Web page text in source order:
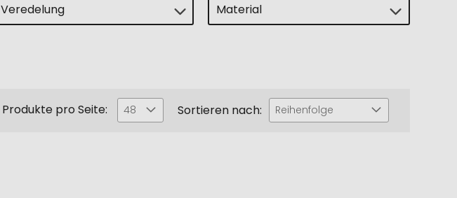
Veredelung Material
Produkte pro Seite: 48 Sortieren nach: Reihenfolge